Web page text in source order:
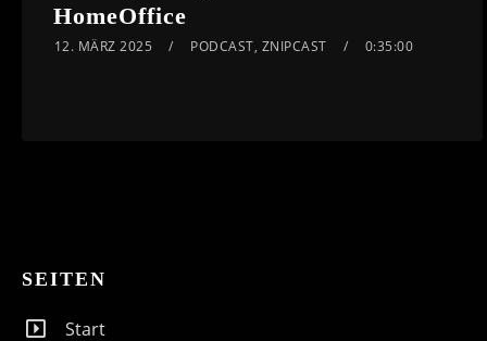
HomeOffice
12. MÄRZ 2025 PODCAST, ZNIPCAST 0:35:00
SEITEN
Start